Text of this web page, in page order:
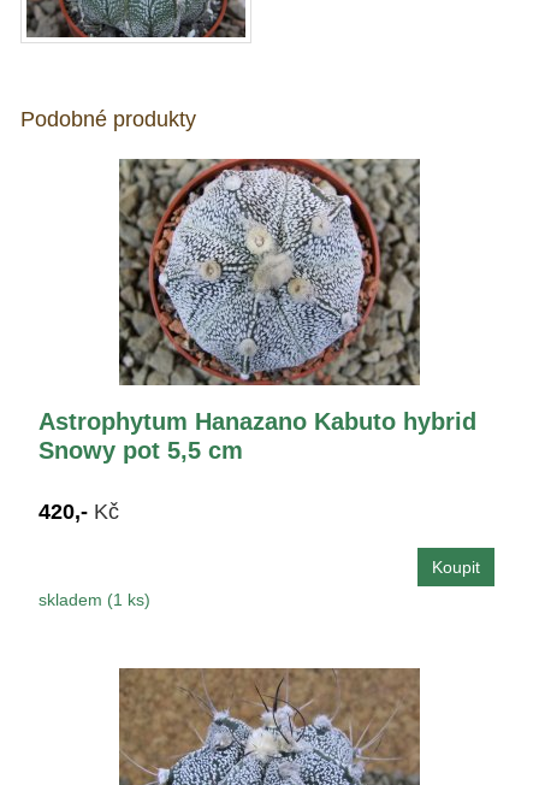
Podobné produkty
Astrophytum Hanazano Kabuto hybrid
Snowy pot 5,5 cm
420,- Kč
skladem (1 ks)